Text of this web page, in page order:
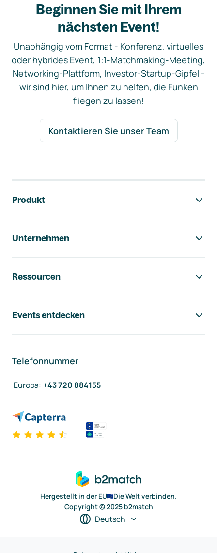
Beginnen Sie mit Ihrem
nächsten Event!
Unabhängig vom Format - Konferenz, virtuelles
oder hybrides Event, 1:1-Matchmaking-Meeting,
Networking-Plattform, Investor-Startup-Gipfel -
wir sind hier, um Ihnen zu helfen, die Funken
fliegen zu lassen!
Kontaktieren Sie unser Team
Produkt
Unternehmen
Ressourcen
Events entdecken
Telefonnummer
Europa: +43 720 884155
Hergestellt in der EU
Die Welt verbinden.
Copyright © 2025 b2match
Deutsch